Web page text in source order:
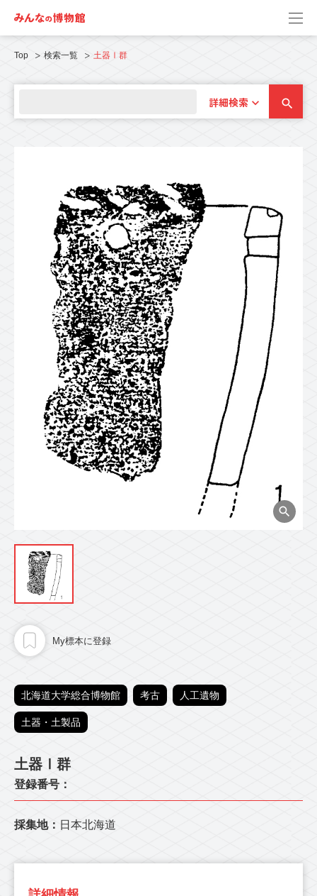
Top 検索一覧 土器Ⅰ群
詳細検索
My標本に登録
北海道大学総合博物館 考古 人工遺物
土器・土製品
土器Ⅰ群
登録番号：
採集地： 日本北海道